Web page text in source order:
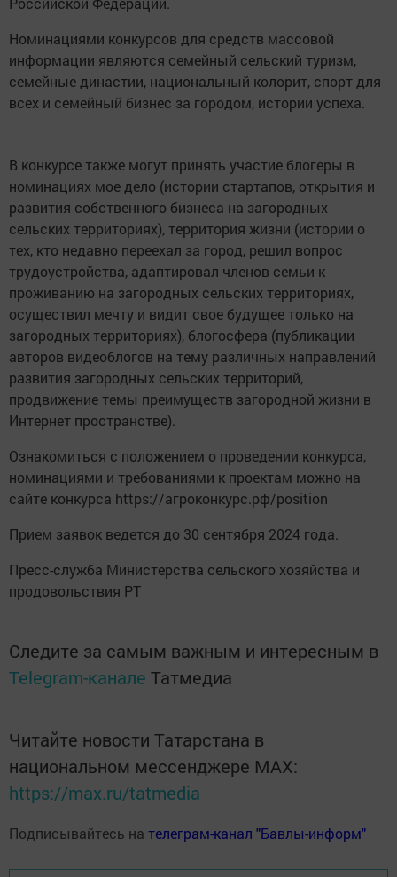
Номинациями конкурсов для средств массовой
информации являются семейный сельский туризм,
семейные династии, национальный колорит, спорт для
всех и семейный бизнес за городом, истории успеха.
В конкурсе также могут принять участие блогеры в
номинациях мое дело (истории стартапов, открытия и
развития собственного бизнеса на загородных
сельских территориях), территория жизни (истории о
тех, кто недавно переехал за город, решил вопрос
трудоустройства, адаптировал членов семьи к
проживанию на загородных сельских территориях,
осуществил мечту и видит свое будущее только на
загородных территориях), блогосфера (публикации
авторов видеоблогов на тему различных направлений
развития загородных сельских территорий,
продвижение темы преимуществ загородной жизни в
Интернет пространстве).
Ознакомиться с положением о проведении конкурса,
номинациями и требованиями к проектам можно на
сайте конкурса https://агроконкурс.рф/position
Прием заявок ведется до 30 сентября 2024 года.
Пресс-служба Министерства сельского хозяйства и
продовольствия РТ
Следите за самым важным и интересным в
Telegram-канале Татмедиа
Читайте новости Татарстана в
национальном мессенджере MАХ:
https://max.ru/tatmedia
Подписывайтесь на телеграм-канал "Бавлы-информ"